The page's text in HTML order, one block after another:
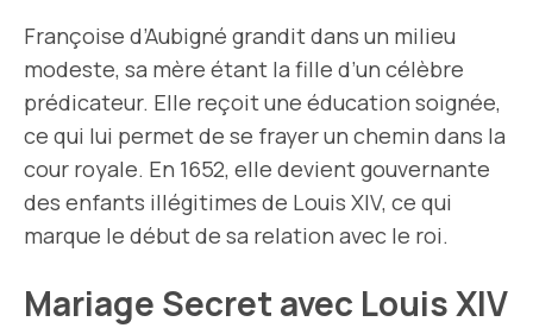
Françoise d’Aubigné grandit dans un milieu
modeste, sa mère étant la fille d’un célèbre
prédicateur. Elle reçoit une éducation soignée,
ce qui lui permet de se frayer un chemin dans la
cour royale. En 1652, elle devient gouvernante
des enfants illégitimes de Louis XIV, ce qui
marque le début de sa relation avec le roi.
Mariage Secret avec Louis XIV